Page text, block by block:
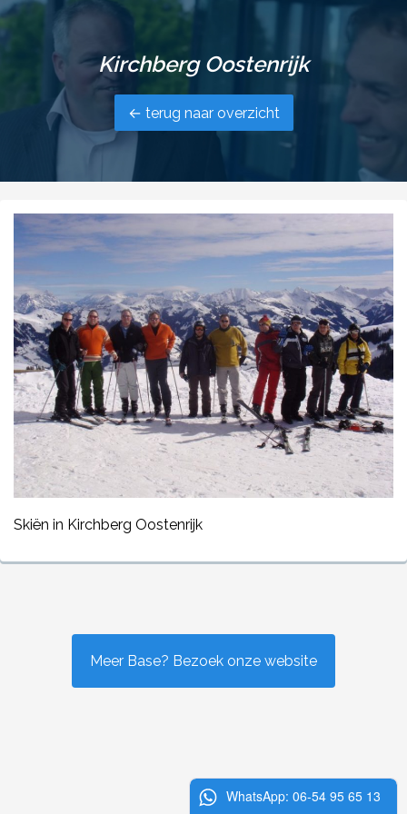
Kirchberg Oostenrijk
← terug naar overzicht
Skiën in Kirchberg Oostenrijk
Meer Base? Bezoek onze website
WhatsApp: 06-54 95 65 13